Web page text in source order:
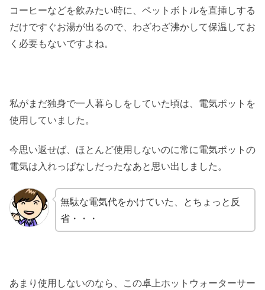
コーヒーなどを飲みたい時に、ペットボトルを直挿しする
だけですぐお湯が出るので、わざわざ沸かして保温してお
く必要もないですよね。
私がまだ独身で一人暮らしをしていた頃は、電気ポットを
使用していました。
今思い返せば、ほとんど使用しないのに常に電気ポットの
電気は入れっぱなしだったなあと思い出しました。
無駄な電気代をかけていた、とちょっと反
省・・・
あまり使用しないのなら、この卓上ホットウォーターサー